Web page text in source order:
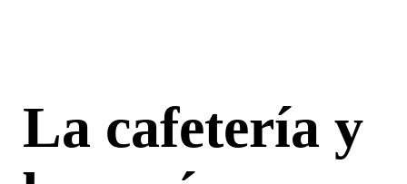
La cafetería y